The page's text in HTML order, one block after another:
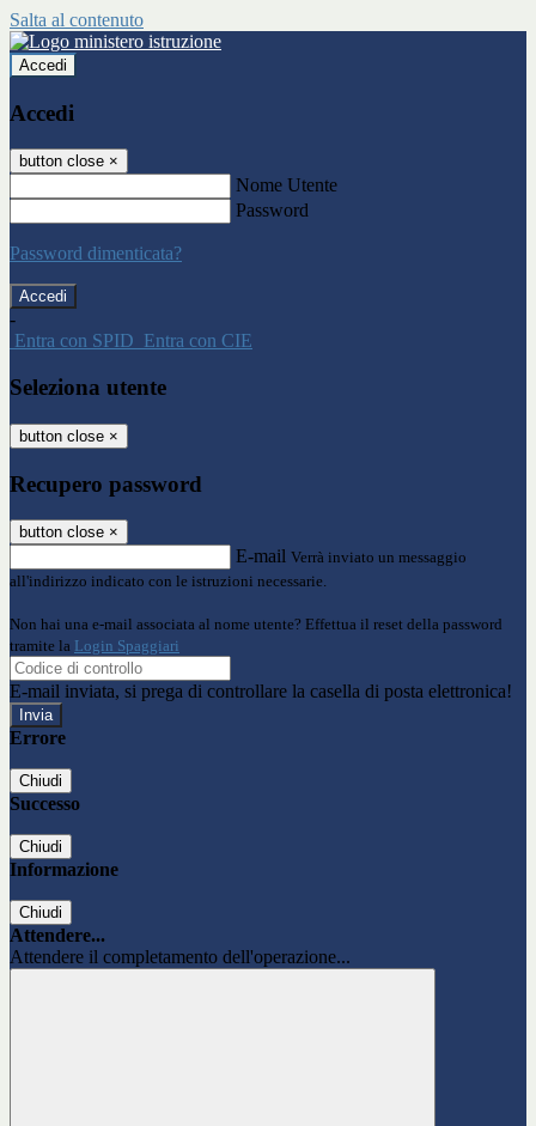
Salta al contenuto
Accedi
Accedi
button close ×
Nome Utente
Password
Password dimenticata?
-
Entra con SPID Entra con CIE
Seleziona utente
button close ×
Recupero password
button close ×
E-mail Verrà inviato un messaggio
all'indirizzo indicato con le istruzioni necessarie.
Non hai una e-mail associata al nome utente? Effettua il reset della password
tramite la Login Spaggiari
E-mail inviata, si prega di controllare la casella di posta elettronica!
Errore
Chiudi
Successo
Chiudi
Informazione
Chiudi
Attendere...
Attendere il completamento dell'operazione...